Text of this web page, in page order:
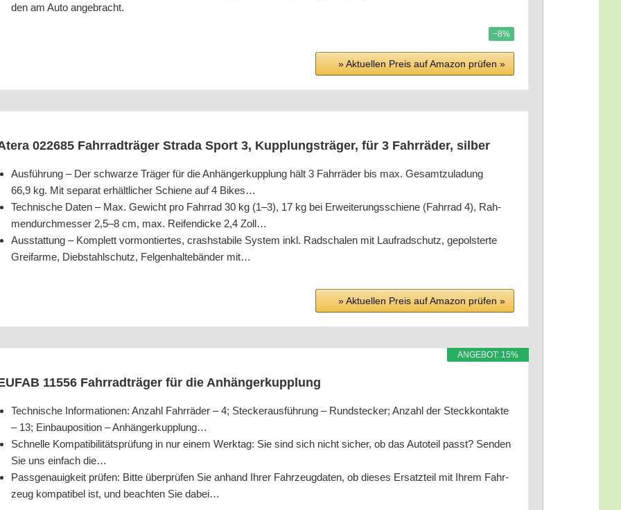
den am Auto angebracht.
−8%
» Aktu­el­len Preis auf Ama­zon prü­fen »
022685 Fahr­rad­trä­ger Stra­da Sport 3, Kupp­lungs­trä­ger, für 3 Fahr­rä­der, silber
Aus­füh­rung – Der schwar­ze Trä­ger für die Anhän­ger­kupp­lung hält 3 Fahr­rä­der bis max. Gesamt­zu­la­dung
66,9 kg. Mit sepa­rat erhält­li­cher Schie­ne auf 4 Bikes…
Tech­ni­sche Daten – Max. Gewicht pro Fahr­rad 30 kg (1–3), 17 kg bei Erwei­te­rungs­schie­ne (Fahr­rad 4), Rah­
men­durch­mes­ser 2,5–8 cm, max. Rei­fen­di­cke 2,4 Zoll…
Aus­stat­tung – Kom­plett vor­mon­tier­tes, crash­sta­bi­le Sys­tem inkl. Rad­scha­len mit Lauf­rad­schutz, gepols­ter­te
Greif­ar­me, Dieb­stahl­schutz, Fel­gen­hal­te­bän­der mit…
» Aktu­el­len Preis auf Ama­zon prü­fen »
ANGE­BOT: 15%
11556 Fahr­rad­trä­ger für die Anhängerkupplung
Tech­ni­sche Infor­ma­tio­nen: Anzahl Fahr­rä­der – 4; Ste­cker­aus­füh­rung – Rund­ste­cker; Anzahl der Steck­kon­tak­te
– 13; Ein­bau­po­si­ti­on – Anhängerkupplung…
Schnel­le Kom­pa­ti­bi­li­täts­prü­fung in nur einem Werk­tag: Sie sind sich nicht sicher, ob das Auto­teil passt? Sen­den
Sie uns ein­fach die…
Pass­ge­nau­ig­keit prü­fen: Bit­te über­prü­fen Sie anhand Ihrer Fahr­zeug­da­ten, ob die­ses Ersatz­teil mit Ihrem Fahr­
zeug kom­pa­ti­bel ist, und beach­ten Sie dabei…